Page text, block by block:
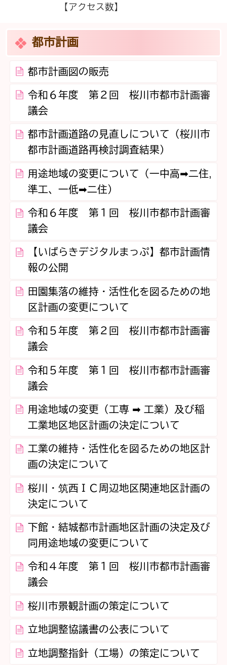
【アクセス数】
都市計画
都市計画図の販売
令和６年度 第２回 桜川市都市計画審
議会
都市計画道路の見直しについて（桜川市
都市計画道路再検討調査結果）
用途地域の変更について（一中高➡二住,
準工、一低➡二住）
令和６年度 第１回 桜川市都市計画審
議会
【いばらきデジタルまっぷ】都市計画情
報の公開
田園集落の維持・活性化を図るための地
区計画の変更について
令和５年度 第２回 桜川市都市計画審
議会
令和５年度 第１回 桜川市都市計画審
議会
用途地域の変更（工専 ➡ 工業）及び稲
工業地区地区計画の決定について
工業の維持・活性化を図るための地区計
画の決定について
桜川・筑西ＩＣ周辺地区関連地区計画の
決定について
下館・結城都市計画地区計画の決定及び
同用途地域の変更について
令和４年度 第１回 桜川市都市計画審
議会
桜川市景観計画の策定について
立地調整協議書の公表について
立地調整指針（工場）の策定について